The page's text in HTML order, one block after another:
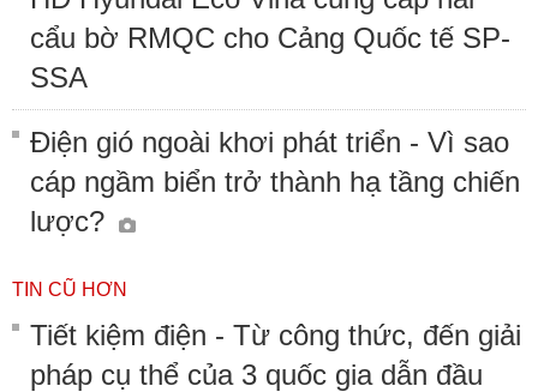
cẩu bờ RMQC cho Cảng Quốc tế SP-
SSA
Điện gió ngoài khơi phát triển - Vì sao
cáp ngầm biển trở thành hạ tầng chiến
lược?
TIN CŨ HƠN
Tiết kiệm điện - Từ công thức, đến giải
pháp cụ thể của 3 quốc gia dẫn đầu